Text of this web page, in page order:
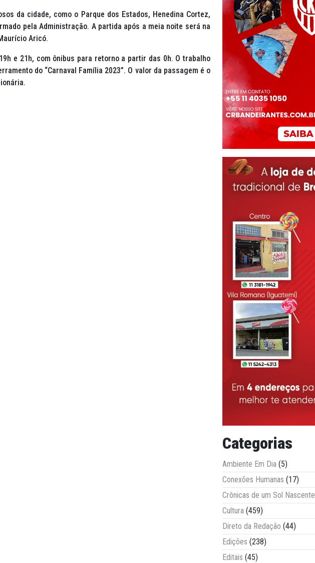
da cidade, como o Parque dos Estados, Henedina Cortez,
pela Administração. A partida após a meia noite será na
Aricó.
e 21h, com ônibus para retorno a partir das 0h. O trabalho
do “Carnaval Família 2023”. O valor da passagem é o
Categorias
Ambiente Em Dia (5)
Conexões Humanas (17)
Crônicas de um Sol Nascente
Cultura (459)
Direto da Redação (44)
Edições (238)
Editais (45)